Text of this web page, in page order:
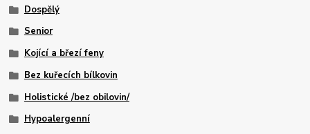
Dospělý
Senior
Kojící a březí feny
Bez kuřecích bílkovin
Holistické /bez obilovin/
Hypoalergenní